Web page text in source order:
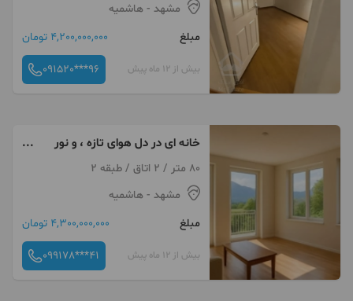
مشهد - هاشمیه
مبلغ
4,200,000,000 تومان
بیش از 12 ماه پیش 091520***96
خانه ای در دل هوای تازه ، و نور
تمام قد80 متر / 2 اتاق / طبقه 2
مشهد - هاشمیه
مبلغ
4,300,000,000 تومان
بیش از 12 ماه پیش 099178***41